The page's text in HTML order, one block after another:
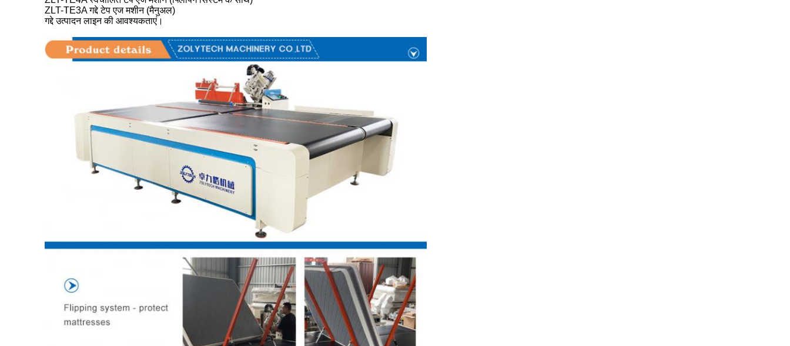
ZLT-TE3A गद्दे टेप एज मशीन (मैनुअल)
गद्दे उत्पादन लाइन की आवश्यकताएं।